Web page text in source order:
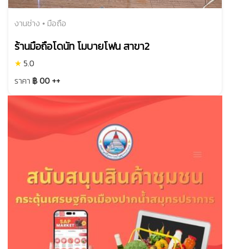
งานช่าง • มือถือ
ร้านมือถือโดนัท โมบายโฟน สาขา2
★ 5.0
ราคา ฿ 00 ++